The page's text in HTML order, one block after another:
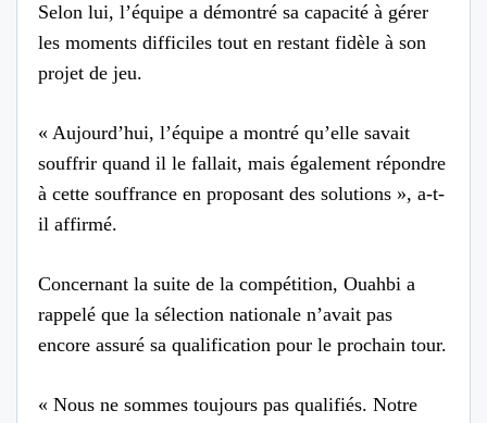
Selon lui, l’équipe a démontré sa capacité à gérer
les moments difficiles tout en restant fidèle à son
projet de jeu.
« Aujourd’hui, l’équipe a montré qu’elle savait
souffrir quand il le fallait, mais également répondre
à cette souffrance en proposant des solutions », a-t-
il affirmé.
Concernant la suite de la compétition, Ouahbi a
rappelé que la sélection nationale n’avait pas
encore assuré sa qualification pour le prochain tour.
« Nous ne sommes toujours pas qualifiés. Notre